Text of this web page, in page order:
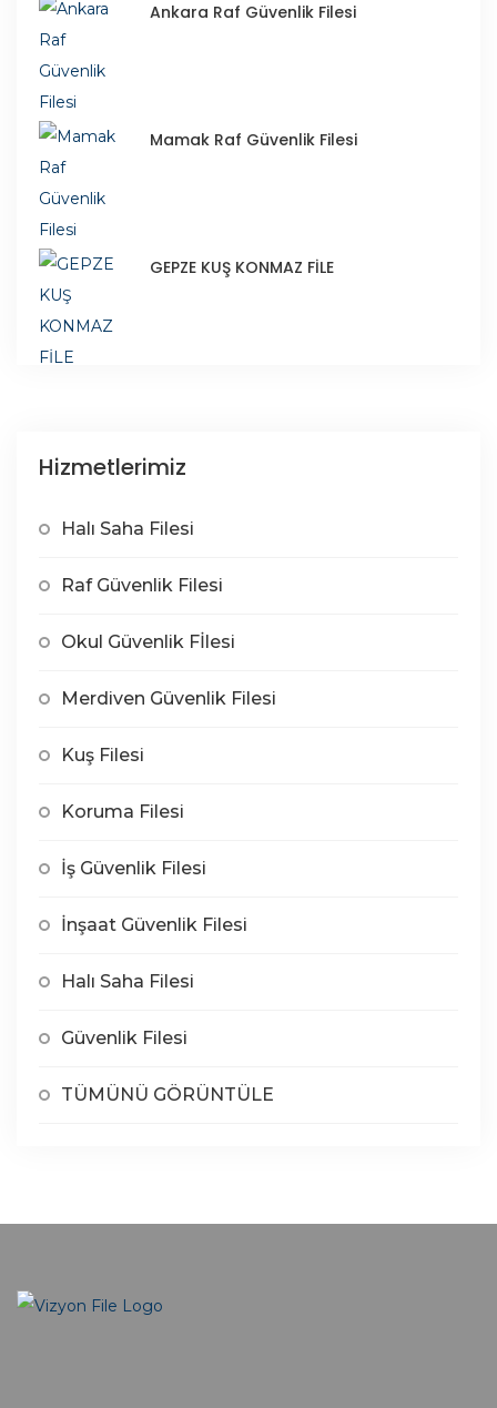
Ankara Raf Güvenlik Filesi
Mamak Raf Güvenlik Filesi
GEPZE KUŞ KONMAZ FİLE
Hizmetlerimiz
Halı Saha Filesi
Raf Güvenlik Filesi
Okul Güvenlik Fİlesi
Merdiven Güvenlik Filesi
Kuş Filesi
Koruma Filesi
İş Güvenlik Filesi
İnşaat Güvenlik Filesi
Halı Saha Filesi
Güvenlik Filesi
TÜMÜNÜ GÖRÜNTÜLE